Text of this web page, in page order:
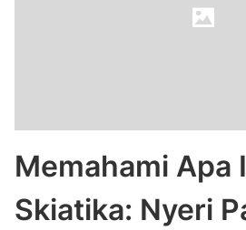
Memahami Apa
Skiatika: Nyeri